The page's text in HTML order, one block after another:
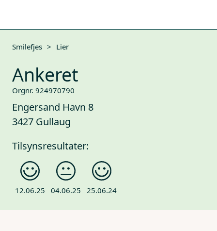
Smilefjes > Lier
Ankeret
Orgnr. 924970790
Engersand Havn 8
3427 Gullaug
Tilsynsresultater:
12.06.25 04.06.25 25.06.24